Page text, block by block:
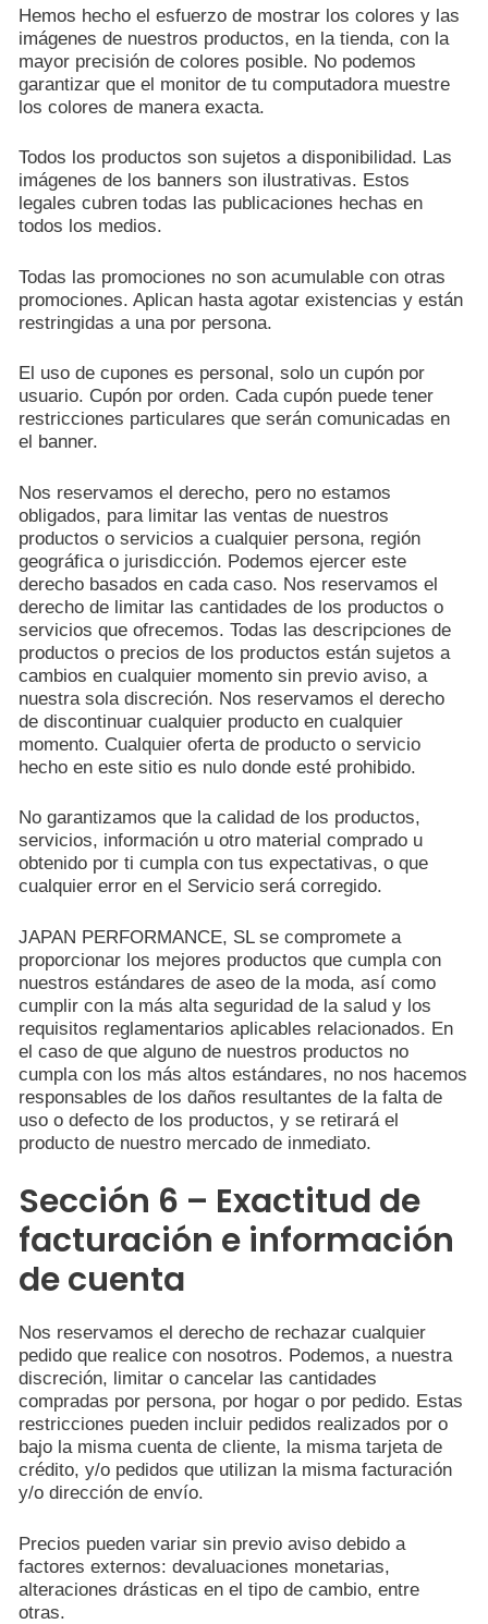
Hemos hecho el esfuerzo de mostrar los colores y las
imágenes de nuestros productos, en la tienda, con la
mayor precisión de colores posible. No podemos
garantizar que el monitor de tu computadora muestre
los colores de manera exacta.
Todos los productos son sujetos a disponibilidad. Las
imágenes de los banners son ilustrativas. Estos
legales cubren todas las publicaciones hechas en
todos los medios.
Todas las promociones no son acumulable con otras
promociones. Aplican hasta agotar existencias y están
restringidas a una por persona.
El uso de cupones es personal, solo un cupón por
usuario. Cupón por orden. Cada cupón puede tener
restricciones particulares que serán comunicadas en
el banner.
Nos reservamos el derecho, pero no estamos
obligados, para limitar las ventas de nuestros
productos o servicios a cualquier persona, región
geográfica o jurisdicción. Podemos ejercer este
derecho basados en cada caso. Nos reservamos el
derecho de limitar las cantidades de los productos o
servicios que ofrecemos. Todas las descripciones de
productos o precios de los productos están sujetos a
cambios en cualquier momento sin previo aviso, a
nuestra sola discreción. Nos reservamos el derecho
de discontinuar cualquier producto en cualquier
momento. Cualquier oferta de producto o servicio
hecho en este sitio es nulo donde esté prohibido.
No garantizamos que la calidad de los productos,
servicios, información u otro material comprado u
obtenido por ti cumpla con tus expectativas, o que
cualquier error en el Servicio será corregido.
JAPAN PERFORMANCE, SL se compromete a
proporcionar los mejores productos que cumpla con
nuestros estándares de aseo de la moda, así como
cumplir con la más alta seguridad de la salud y los
requisitos reglamentarios aplicables relacionados. En
el caso de que alguno de nuestros productos no
cumpla con los más altos estándares, no nos hacemos
responsables de los daños resultantes de la falta de
uso o defecto de los productos, y se retirará el
producto de nuestro mercado de inmediato.
Sección 6 – Exactitud de
facturación e información
de cuenta
Nos reservamos el derecho de rechazar cualquier
pedido que realice con nosotros. Podemos, a nuestra
discreción, limitar o cancelar las cantidades
compradas por persona, por hogar o por pedido. Estas
restricciones pueden incluir pedidos realizados por o
bajo la misma cuenta de cliente, la misma tarjeta de
crédito, y/o pedidos que utilizan la misma facturación
y/o dirección de envío.
Precios pueden variar sin previo aviso debido a
factores externos: devaluaciones monetarias,
alteraciones drásticas en el tipo de cambio, entre
otras.